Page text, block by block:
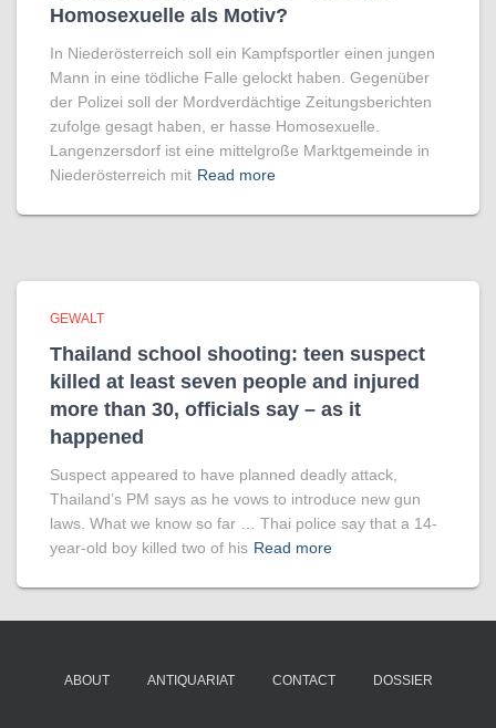
Homo­sexuelle als Motiv?
In Niederösterreich soll ein Kampfsportler einen jungen
Mann in eine tödliche Falle gelockt haben. Gegenüber
der Polizei soll der Mordverdächtige Zeitungsberichten
zufolge gesagt haben, er hasse Homosexuelle.
Langenzersdorf ist eine mittelgroße Marktgemeinde in
Niederösterreich mit Read more
GEWALT
Thailand school shooting: teen suspect
killed at least seven people and injured
more than 30, officials say – as it
happened
Suspect appeared to have planned deadly attack,
Thailand’s PM says as he vows to introduce new gun
laws. What we know so far … Thai police say that a 14-
year-old boy killed two of his Read more
ABOUT ANTIQUARIAT CONTACT DOSSIER